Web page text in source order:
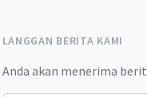
LANGGAN BERITA KAMI
Anda akan menerima